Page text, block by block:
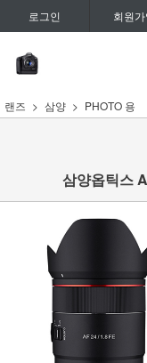
로그인 회원
랜즈 삼양 PHOTO 용
삼양옵틱스